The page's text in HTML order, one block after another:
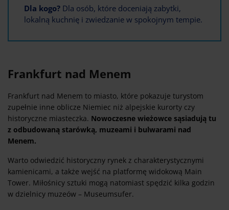
Dla kogo? Dla osób, które doceniają zabytki,
lokalną kuchnię i zwiedzanie w spokojnym tempie.
Frankfurt nad Menem
Frankfurt nad Menem to miasto, które pokazuje turystom
zupełnie inne oblicze Niemiec niż alpejskie kurorty czy
historyczne miasteczka. Nowoczesne wieżowce sąsiadują tu
z odbudowaną starówką, muzeami i bulwarami nad
Menem.
Warto odwiedzić historyczny rynek z charakterystycznymi
kamienicami, a także wejść na platformę widokową Main
Tower. Miłośnicy sztuki mogą natomiast spędzić kilka godzin
w dzielnicy muzeów – Museumsufer.